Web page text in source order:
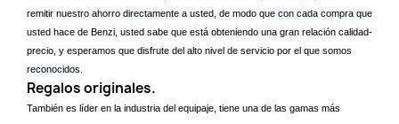
remitir nuestro ahorro directamente a usted, de modo que con cada compra que
usted hace de Benzi, usted sabe que está obteniendo una gran relación calidad-
precio, y esperamos que disfrute del alto nivel de servicio por el que somos
reconocidos.
Regalos originales.
También es líder en la industria del equipaje, tiene una de las gamas más